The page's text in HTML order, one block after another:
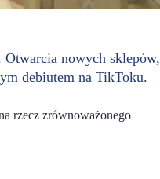
nowych sklepów,
debiutem na TikToku.
rzecz zrównoważonego